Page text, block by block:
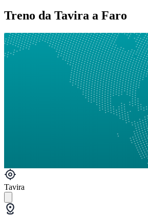
Treno da Tavira a Faro
Tavira